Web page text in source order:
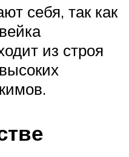
себя, так как
из строя